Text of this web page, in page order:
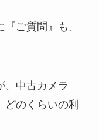
ご質問』も、
、中古カメラ
どのくらいの利